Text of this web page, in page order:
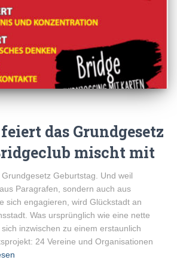
das Grundgesetz
mischt mit
Geburtstag. Und weil
Paragrafen, sondern auch aus
sich engagieren, wird Glückstadt an
Was ursprünglich wie eine nette
inzwischen zu einem erstaunlich
24 Vereine und Organisationen